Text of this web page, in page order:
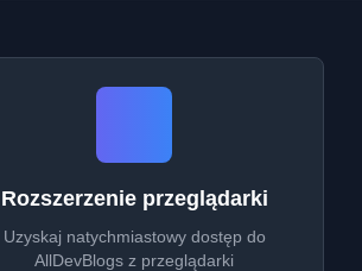
Rozszerzenie przeglądarki
Uzyskaj natychmiastowy dostęp do
AllDevBlogs z przeglądarki